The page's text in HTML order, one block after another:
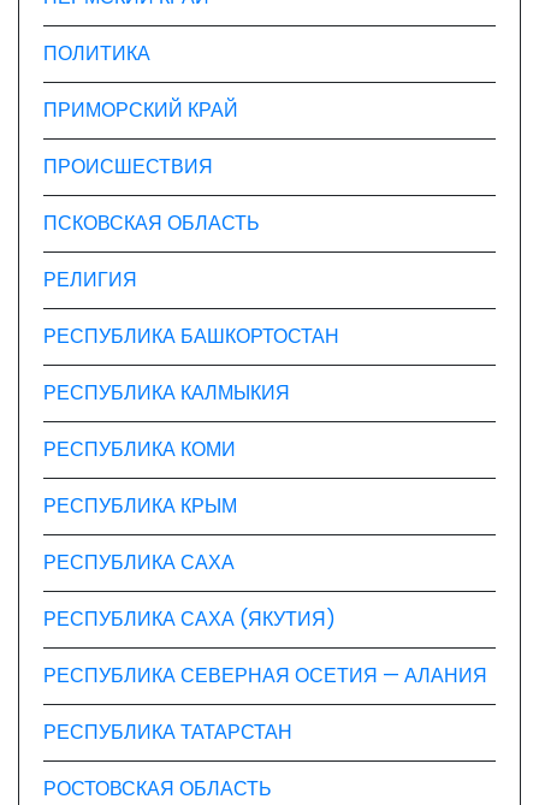
ПОЛИТИКА
ПРИМОРСКИЙ КРАЙ
ПРОИСШЕСТВИЯ
ПСКОВСКАЯ ОБЛАСТЬ
РЕЛИГИЯ
РЕСПУБЛИКА БАШКОРТОСТАН
РЕСПУБЛИКА КАЛМЫКИЯ
РЕСПУБЛИКА КОМИ
РЕСПУБЛИКА КРЫМ
РЕСПУБЛИКА САХА
РЕСПУБЛИКА САХА (ЯКУТИЯ)
РЕСПУБЛИКА СЕВЕРНАЯ ОСЕТИЯ — АЛАНИЯ
РЕСПУБЛИКА ТАТАРСТАН
РОСТОВСКАЯ ОБЛАСТЬ